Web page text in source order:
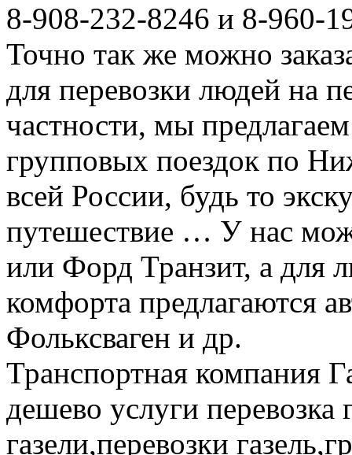
8-908-232-8246 и 8-960-
Точно так же можно
для перевозки людей на
частности, мы
групповых поездок по
всей России, будь то
путешествие … У нас
или Форд Транзит, а для
комфорта предлагаются
Фольксваген и др.
Транспортная компания
дешево услуги перевозка
газели,перевозки